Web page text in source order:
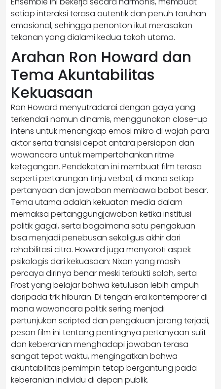
setiap interaksi terasa autentik dan penuh taruhan
emosional, sehingga penonton ikut merasakan
tekanan yang dialami kedua tokoh utama.
Arahan Ron Howard dan
Tema Akuntabilitas
Kekuasaan
Ron Howard menyutradarai dengan gaya yang
terkendali namun dinamis, menggunakan close-up
intens untuk menangkap emosi mikro di wajah para
aktor serta transisi cepat antara persiapan dan
wawancara untuk mempertahankan ritme
ketegangan. Pendekatan ini membuat film terasa
seperti pertarungan tinju verbal, di mana setiap
pertanyaan dan jawaban membawa bobot besar.
Tema utama adalah kekuatan media dalam
memaksa pertanggungjawaban ketika institusi
politik gagal, serta bagaimana satu pengakuan
bisa menjadi penebusan sekaligus akhir dari
rehabilitasi citra. Howard juga menyoroti aspek
psikologis dari kekuasaan: Nixon yang masih
percaya dirinya benar meski terbukti salah, serta
Frost yang belajar bahwa ketulusan lebih ampuh
daripada trik hiburan. Di tengah era kontemporer di
mana wawancara politik sering menjadi
pertunjukan scripted dan pengakuan jarang terjadi,
pesan film ini tentang pentingnya pertanyaan sulit
dan keberanian menghadapi jawaban terasa
sangat tepat waktu, mengingatkan bahwa
akuntabilitas pemimpin tetap bergantung pada
keberanian individu di depan publik.